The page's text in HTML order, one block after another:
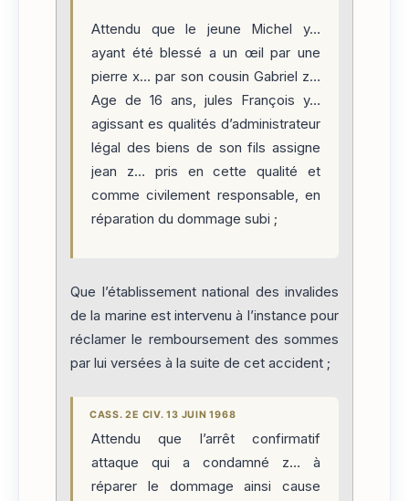
Attendu que le jeune Michel y…
ayant été blessé a un œil par une
pierre x… par son cousin Gabriel z…
Age de 16 ans, jules François y…
agissant es qualités d’administrateur
légal des biens de son fils assigne
jean z… pris en cette qualité et
comme civilement responsable, en
réparation du dommage subi ;
Que l’établissement national des invalides
de la marine est intervenu à l’instance pour
réclamer le remboursement des sommes
par lui versées à la suite de cet accident ;
CASS. 2E CIV. 13 JUIN 1968
Attendu que l’arrêt confirmatif
attaque qui a condamné z… à
réparer le dommage ainsi cause